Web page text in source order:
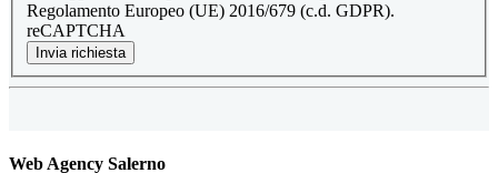
Regolamento Europeo (UE) 2016/679 (c.d. GDPR).
reCAPTCHA
Invia richiesta
Web Agency Salerno